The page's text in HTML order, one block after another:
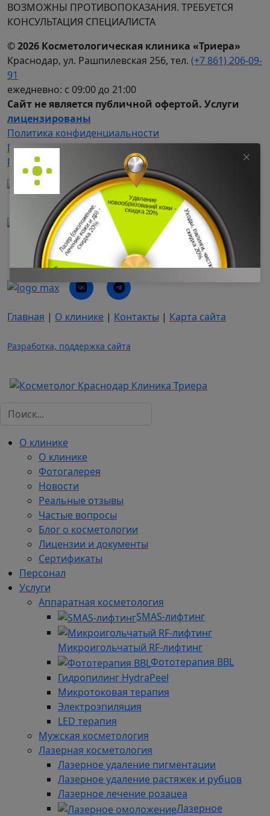
ВОЗМОЖНЫ ПРОТИВОПОКАЗАНИЯ. ТРЕБУЕТСЯ
КОНСУЛЬТАЦИЯ СПЕЦИАЛИСТА
© 2026 Косметологическая клиника «Триера»
Краснодар, ул. Рашпилевская 256, тел. (+7 861) 206-09-
91
ежедневно: с 09:00 до 21:00
Сайт не является публичной офертой. Услуги
лицензированы
Политика​ ​конфиденциальности
Политика​ куки
Политика​ обработки персональных данных
Принимаем карту
«Халва»
Главная | О клинике | Контакты | Карта сайта
Разработка, поддержка сайта
Поиск
О клинике
О клинике
Фотогалерея
Новости
Реальные отзывы
Частые вопросы
Блог о косметологии
Лицензии и документы
Сертификаты
Персонал
Услуги
Аппаратная косметология
SMAS-лифтинг
Микроигольчатый RF-лифтинг
Фототерапия BBL
Гидро­пилинг HydraPeel
Микротоковая терапия
Электроэпиляция
LED терапия
Мужская косметология
Лазерная косметология
Лазерное удаление пигментации
Лазерное удаление растяжек и рубцов
Лазерное лечение розацеа
Лазерное